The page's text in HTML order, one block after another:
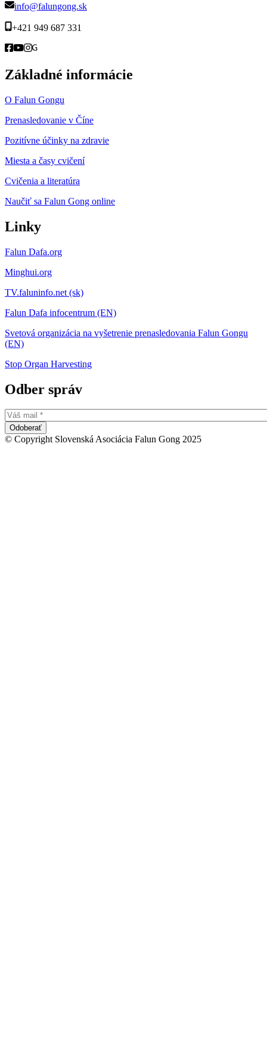
info@falungong.sk
+421 949 687 331
Základné informácie
O Falun Gongu
Prenasledovanie v Číne
Pozitívne účinky na zdravie
Miesta a časy cvičení
Cvičenia a literatúra
Naučiť sa Falun Gong online
Linky
Falun Dafa.org
Minghui.org
TV.faluninfo.net (sk)
Falun Dafa infocentrum (EN)
Svetová organizácia na vyšetrenie prenasledovania Falun Gongu
(EN)
Stop Organ Harvesting
Odber správ
© Copyright Slovenská Asociácia Falun Gong 2025